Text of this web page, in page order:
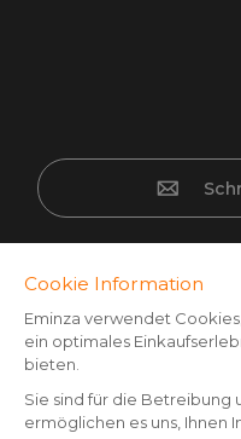
Sichere Bezahlung
Kreditkarte, PayPal,
500,- Bestellwert, Twint,